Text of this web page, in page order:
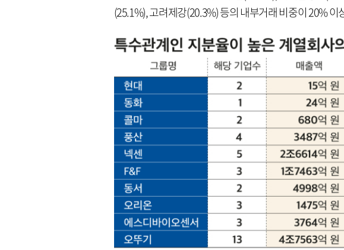
(25.1%), 고려제강(20.3%) 등의 내부거래 비중이 20% 이